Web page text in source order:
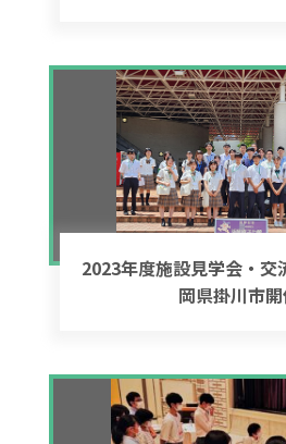
2023年度施設見学会・交
岡県掛川市